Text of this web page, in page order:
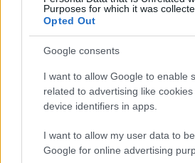
Purposes for which it was
Opted Out
Google consents
I want to allow Google to enable
related to advertising like
device identifiers in apps.
I want to allow my user data to
Google for online advertising
Remaster vs remake: guida
versione giusta
GIOCHI